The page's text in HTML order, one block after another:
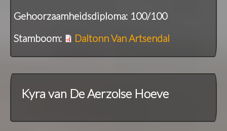
Gehoorzaamheidsdiploma: 100/100
Stamboom:
Daltonn Van Artsendal
Kyra van De Aerzolse Hoeve